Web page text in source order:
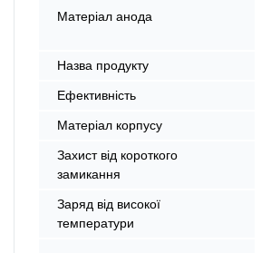
Матеріал анода
Назва продукту
Ефективність
Матеріал корпусу
Захист від короткого
замикання
Заряд від високої
температури